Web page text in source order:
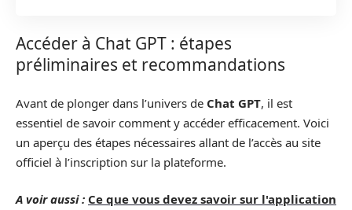
Accéder à Chat GPT : étapes
préliminaires et recommandations
Avant de plonger dans l’univers de Chat GPT, il est
essentiel de savoir comment y accéder efficacement. Voici
un aperçu des étapes nécessaires allant de l’accès au site
officiel à l’inscription sur la plateforme.
A voir aussi : Ce que vous devez savoir sur l'application